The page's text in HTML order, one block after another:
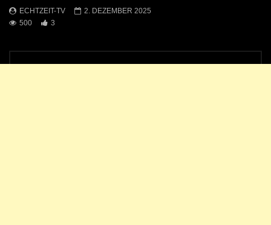
ECHTZEIT-TV
2. DEZEMBER 2025
500
3